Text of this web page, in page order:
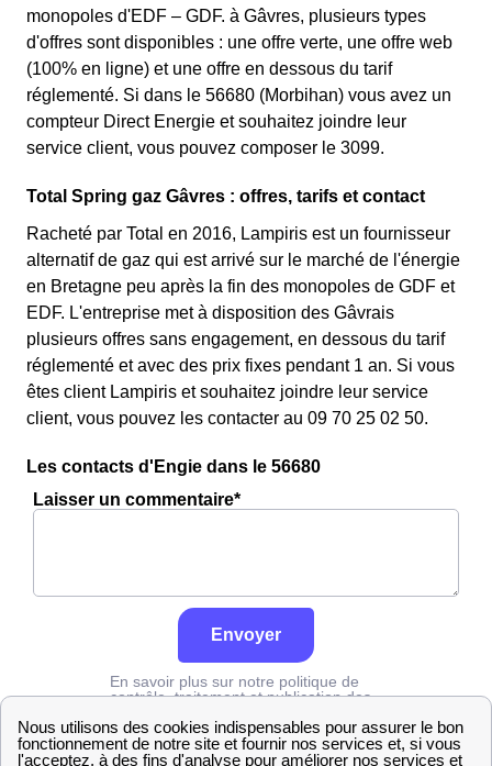
monopoles d'EDF – GDF. à Gâvres, plusieurs types
d'offres sont disponibles : une offre verte, une offre web
(100% en ligne) et une offre en dessous du tarif
réglementé. Si dans le 56680 (Morbihan) vous avez un
compteur Direct Energie et souhaitez joindre leur
service client, vous pouvez composer le 3099.
Total Spring gaz Gâvres : offres, tarifs et contact
Racheté par Total en 2016, Lampiris est un fournisseur
alternatif de gaz qui est arrivé sur le marché de l'énergie
en Bretagne peu après la fin des monopoles de GDF et
EDF. L'entreprise met à disposition des Gâvrais
plusieurs offres sans engagement, en dessous du tarif
réglementé et avec des prix fixes pendant 1 an. Si vous
êtes client Lampiris et souhaitez joindre leur service
client, vous pouvez les contacter au 09 70 25 02 50.
Les contacts d'Engie dans le 56680
Laisser un commentaire*
Envoyer
En savoir plus sur notre politique de
contrôle, traitement et publication des